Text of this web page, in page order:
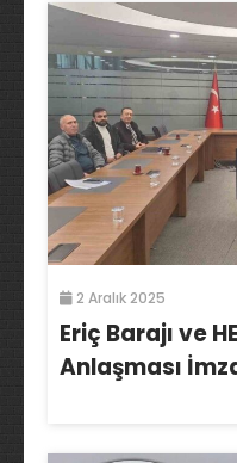
2 Aralık 2025
Eriç Barajı ve
Anlaşması